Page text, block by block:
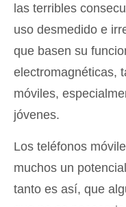
las terribles
uso desmedido e
que basen su
electromagnéticas,
móviles,
jóvenes.
Los teléfonos
muchos un
tanto es así, que